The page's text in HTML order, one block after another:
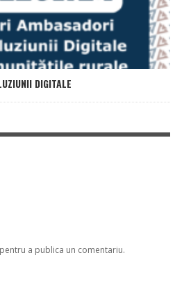
DIGITALE
pentru a publica un comentariu.